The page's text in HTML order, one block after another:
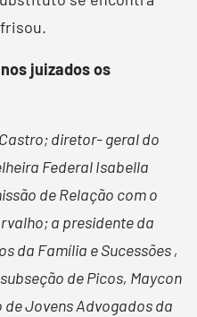
juizados os
diretor- geral do
Federal Isabella
de Relação com o
a presidente da
da Família e Sucessões ,
de Picos, Maycon
Jovens Advogados da